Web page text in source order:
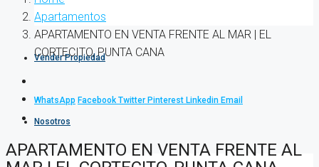
Vender Propiedad
Nosotros
Apartamentos
APARTAMENTO EN VENTA FRENTE AL MAR | EL
CORTECITO, PUNTA CANA
WhatsApp Facebook Twitter Pinterest Linkedin Email
APARTAMENTO EN VENTA FRENTE AL